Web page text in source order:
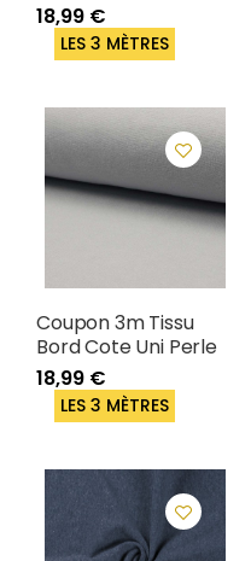
18,99 €
LES 3 MÈTRES
Coupon 3m Tissu
Bord Cote Uni Perle
18,99 €
LES 3 MÈTRES